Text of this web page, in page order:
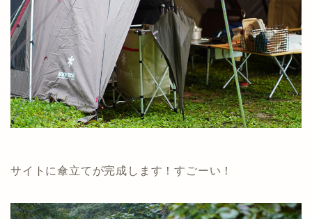
サイトに傘立てが完成します！すごーい！